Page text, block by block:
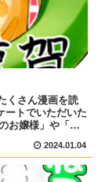
くさん漫画を読
ートでいただいた
お嬢様」や「ね
2024.01.04